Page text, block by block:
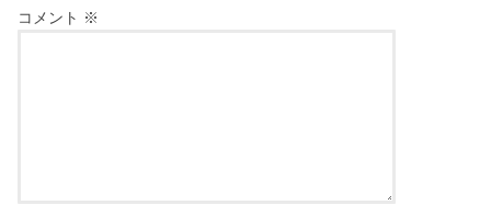
コメント ※